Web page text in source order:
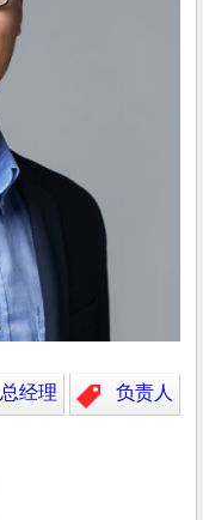
总经理 负责人